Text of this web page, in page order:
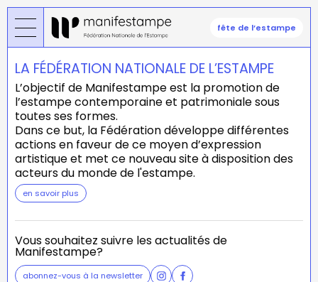
Skip
to
main
content
fête de l’estampe
LA FÉDÉRATION NATIONALE DE L’ESTAMPE
L’objectif de Manifestampe est la promotion de
l’estampe contemporaine et patrimoniale sous
toutes ses formes.
Dans ce but, la Fédération développe différentes
actions en faveur de ce moyen d’expression
artistique et met ce nouveau site à disposition des
acteurs du monde de l'estampe.
en savoir plus
Vous souhaitez suivre les actualités de
Manifestampe?
abonnez-vous à la newsletter